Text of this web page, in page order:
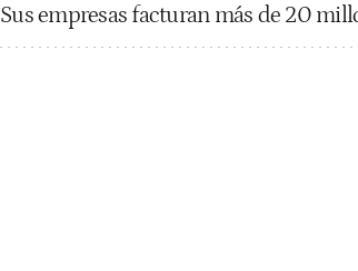
Sus empresas facturan más de 20